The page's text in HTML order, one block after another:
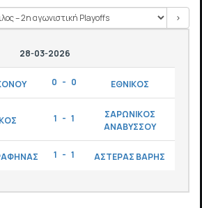
>
28-03-2026
0 - 0 ΕΘΝΙΚΟΣ
1 - 1
ΣΑΡΩΝΙΚΟΣ
ΑΝΑΒΥΣΣΟΥ
1 - 1 ΑΣΤΕΡΑΣ ΒΑΡΗΣ